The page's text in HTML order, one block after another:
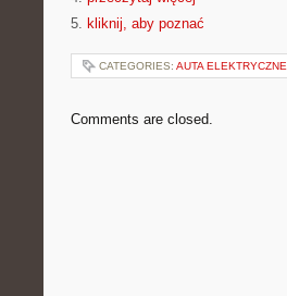
5. kliknij, aby poznać
CATEGORIES: AUTA ELEKTRYCZNE
Comments are closed.